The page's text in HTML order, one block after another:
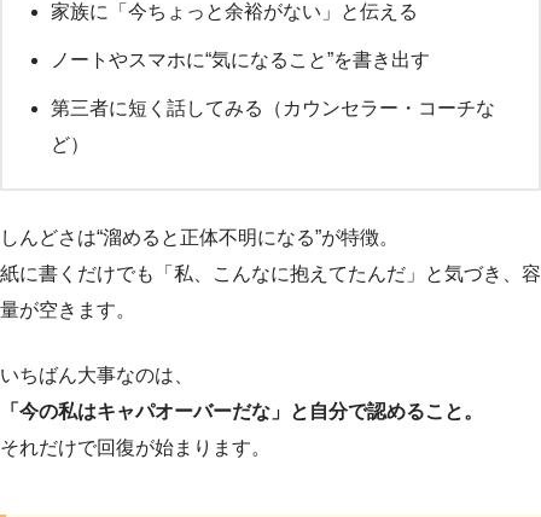
家族に「今ちょっと余裕がない」と伝える
ノートやスマホに“気になること”を書き出す
第三者に短く話してみる（カウンセラー・コーチな
ど）
しんどさは“溜めると正体不明になる”が特徴。
紙に書くだけでも「私、こんなに抱えてたんだ」と気づき、容
量が空きます。
いちばん大事なのは、
「今の私はキャパオーバーだな」と自分で認めること。
それだけで回復が始まります。